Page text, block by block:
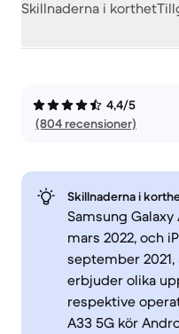
Skillnaderna i korthet
4,4/5
(804 recensioner)
Skillnaderna i
Samsung
mars 2022, och
september
erbjuder olika
respektive
A33 5G kör